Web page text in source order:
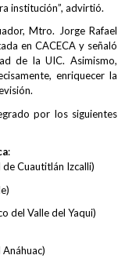
institución”, advirtió.
Mtro. Jorge Rafael
en CACECA y señaló
de la UIC. Asimismo,
enriquecer la
por los siguientes
:
Cuautitlán Izcalli)
del Valle del Yaqui)